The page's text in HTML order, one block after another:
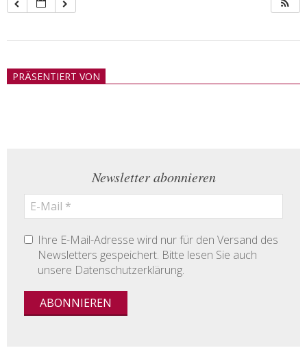
21
PRÄSENTIERT VON
Newsletter abonnieren
Ihre E-Mail-Adresse wird nur für den Versand des
Newsletters gespeichert. Bitte lesen Sie auch
unsere Datenschutzerklärung.